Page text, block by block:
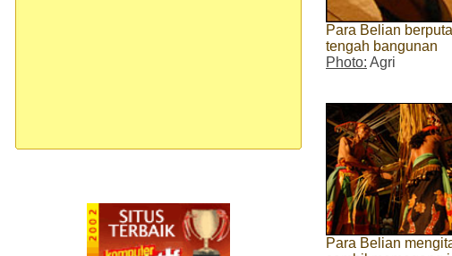
Para Belian
tengah bangunan
Photo: Agri
Para Belian